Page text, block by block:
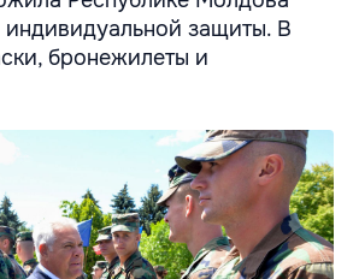
индивидуальной защиты. В
бронежилеты и